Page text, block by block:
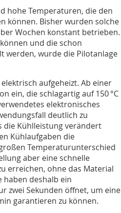
hohe Temperaturen, die den
können. Bisher wurden solche
Wochen konstant betrieben.
und die schon
werden, wurde die Pilotanlage
aufgeheizt. Ab einer
ein, die schlagartig auf 150 °C
elektronisches
deutlich zu
die Kühlleistung verändert
Kühlaufgaben die
Temperaturunterschied
aber eine schnelle
erreichen, ohne das Material
haben deshalb ein
zwei Sekunden öffnet, um eine
garantieren zu können.